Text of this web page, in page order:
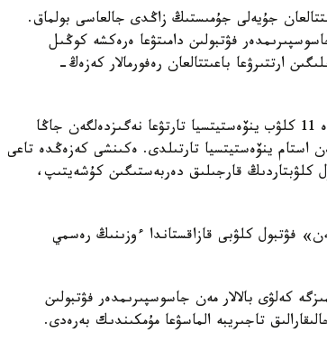
جۇيەلى جۇمىستىڭ زاڭدى جالعاسى بولماق.
فۋتبولىن دامىتۋعا ەرەكشە كوڭىل
ارتتىرۋعا باعىتتالعان رەفورمالار كەزەڭ-
كاسىبي فۋتبولدى كوممەرسيالاندىرۋدىڭ العاشقى كەزەڭىندە 11 كلۋب ينۆەستيتسيا تارتۋعا نەگىزدەلگەن جاڭا
باعىتقا 80 ميلليارد تەڭگەدەن استام ينۆەستيتسيا تارتىلدى. ەكىنشى كەزەڭدە تاعى
كلۋبتاردىڭ قارجىلىق دەربەستىگىن كۇشەيتىپ،
جەرمەن» فۋتبول كلۋبى قازاقستاندا ءوزىنىڭ رەسمي
كەلۋى بالالار مەن جاسوسپىرىمدەر فۋتبولىن
تاجىريبە الماسۋعا مۇمكىندىك بەرەدى.